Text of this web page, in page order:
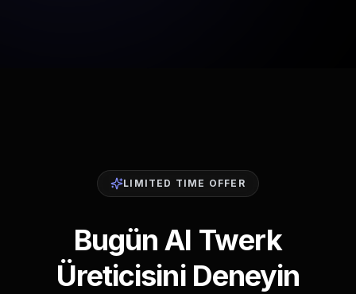
LIMITED TIME OFFER
Bugün AI Twerk
Üreticisini Deneyin